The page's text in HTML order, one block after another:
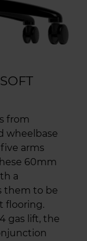
from
wheelbase
arms
60mm
a
them to be
flooring.
gas lift, the